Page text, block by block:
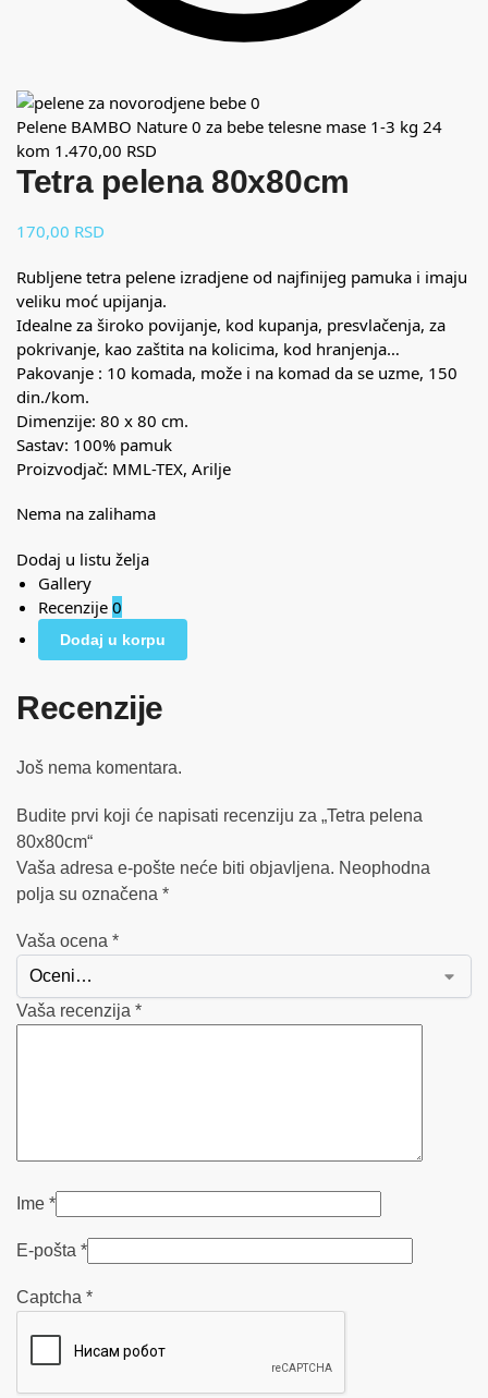
Pelene BAMBO Nature 0 za bebe telesne mase 1-3 kg 24
kom 1.470,00 RSD
Tetra pelena 80x80cm
170,00 RSD
Rubljene tetra pelene izradjene od najfinijeg pamuka i imaju
veliku moć upijanja.
Idealne za široko povijanje, kod kupanja, presvlačenja, za
pokrivanje, kao zaštita na kolicima, kod hranjenja…
Pakovanje : 10 komada, može i na komad da se uzme, 150
din./kom.
Dimenzije: 80 x 80 cm.
Sastav: 100% pamuk
Proizvodjač: MML-TEX, Arilje
Nema na zalihama
Dodaj u listu želja
Gallery
Recenzije 0
Dodaj u korpu
Recenzije
Još nema komentara.
Budite prvi koji će napisati recenziju za „Tetra pelena
80x80cm“
Vaša adresa e-pošte neće biti objavljena. Neophodna
polja su označena *
Vaša ocena *
Vaša recenzija *
Ime *
E-pošta *
Captcha *